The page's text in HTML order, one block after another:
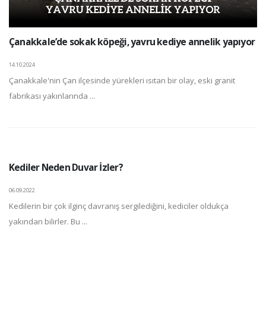
Çanakkale’de sokak köpeği, yavru kediye annelik yapıyor
14.10.2024
Çanakkale'nin Çan ilçesinde yürekleri ısıtan bir olay, eski granit
fabrikası yakınlarında ...
Kediler Neden Duvar İzler?
06.09.2022
Kedilerin bir çok ilginç davranış sergilediğini, kediciler oldukça
yakından bilirler. Bu ...